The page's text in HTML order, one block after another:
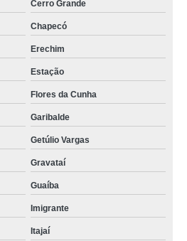
Cerro Grande
Chapecó
Erechim
Estação
Flores da Cunha
Garibalde
Getúlio Vargas
Gravataí
Guaíba
Imigrante
Itajaí